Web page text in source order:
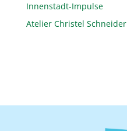
Innenstadt-Impulse
Atelier Christel Schneider